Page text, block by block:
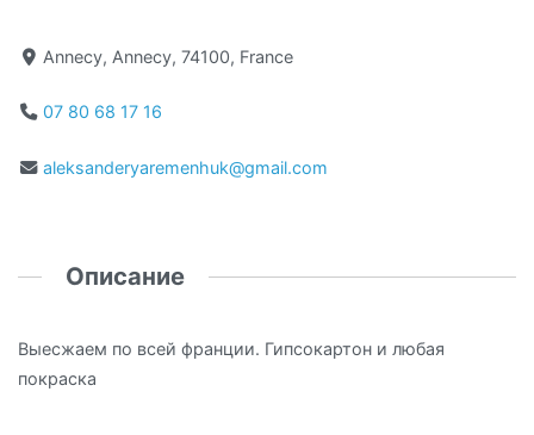
Annecy, Annecy, 74100, France
07 80 68 17 16
aleksanderyaremenhuk@gmail.com
Описание
Выесжаем по всей франции. Гипсокартон и любая
покраска